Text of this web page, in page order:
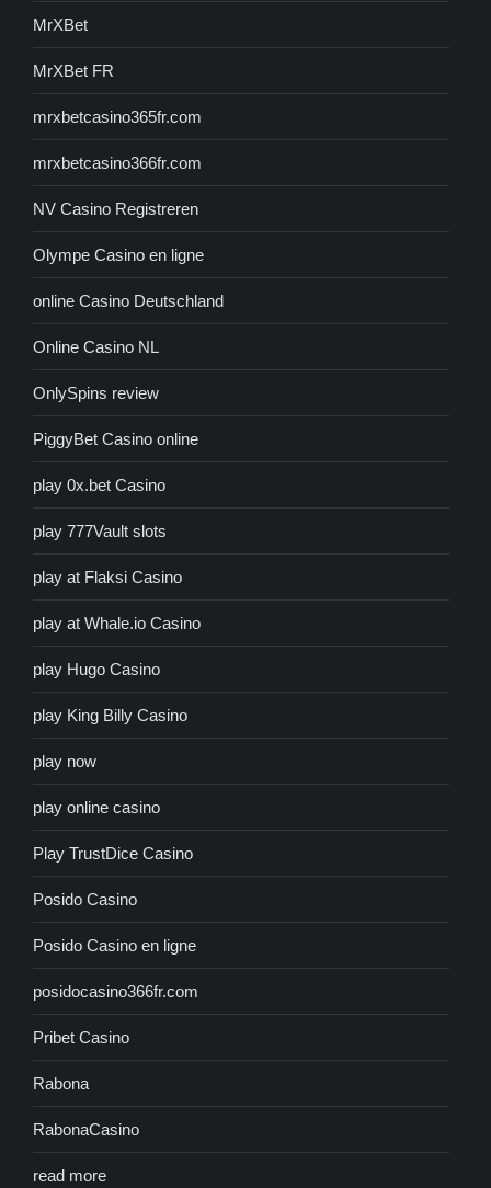
MrXBet
MrXBet FR
mrxbetcasino365fr.com
mrxbetcasino366fr.com
NV Casino Registreren
Olympe Casino en ligne
online Casino Deutschland
Online Casino NL
OnlySpins review
PiggyBet Casino online
play 0x.bet Casino
play 777Vault slots
play at Flaksi Casino
play at Whale.io Casino
play Hugo Casino
play King Billy Casino
play now
play online casino
Play TrustDice Casino
Posido Casino
Posido Casino en ligne
posidocasino366fr.com
Pribet Casino
Rabona
RabonaCasino
read more